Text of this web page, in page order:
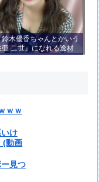
鈴木優香ちゃんとかいう
亜 二世』になれる逸材
ｗｗ
け
(動画
見つ